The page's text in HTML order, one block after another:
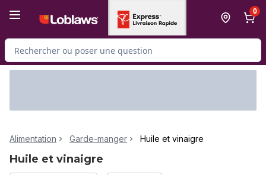
0
Rechercher des produits
Alimentation Garde-manger Huile et vinaigre
Huile et vinaigre